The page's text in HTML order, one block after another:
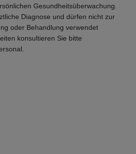
Gesundheitsüberwachung.
Diagnose und dürfen nicht zur
oder Behandlung verwendet
konsultieren Sie bitte